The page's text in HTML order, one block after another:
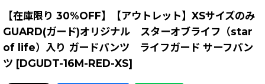
【在庫限り 30%OFF】【アウトレット】XSサイズのみ
GUARD(ガード)オリジナル スターオブライフ（star
of life）入り ガードパンツ ライフガード サーフパン
ツ [DGUDT-16M-RED-XS]